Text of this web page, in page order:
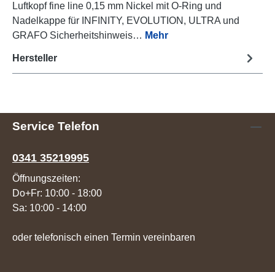
Luftkopf fine line 0,15 mm Nickel mit O-Ring und
Nadelkappe für INFINITY, EVOLUTION, ULTRA und
GRAFO Sicherheitshinweis… Mehr
Hersteller
Service Telefon
0341 35219995
Öffnungszeiten:
Do+Fr: 10:00 - 18:00
Sa: 10:00 - 14:00
oder telefonisch einen Termin vereinbaren